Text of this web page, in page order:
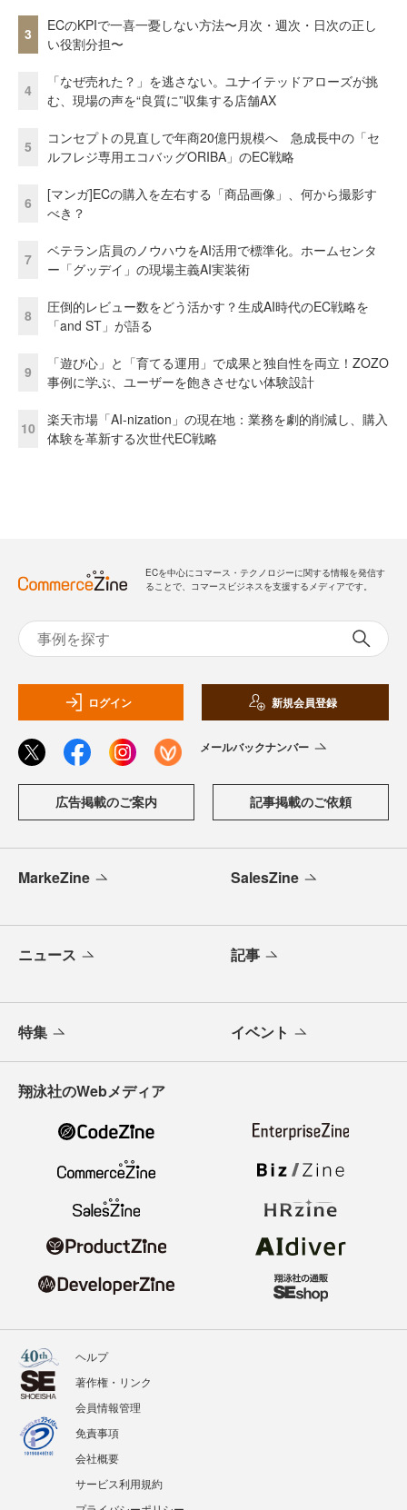
3
ECのKPIで一喜一憂しない方法〜月次・週次・日次の正し
い役割分担〜
4
「なぜ売れた？」を逃さない。ユナイテッドアローズが挑
む、現場の声を“良質に”収集する店舗AX
5
コンセプトの見直しで年商20億円規模へ 急成長中の「セ
ルフレジ専用エコバッグORIBA」のEC戦略
6
[マンガ]ECの購入を左右する「商品画像」、何から撮影す
べき？
7
ベテラン店員のノウハウをAI活用で標準化。ホームセンタ
ー「グッデイ」の現場主義AI実装術
8
圧倒的レビュー数をどう活かす？生成AI時代のEC戦略を
「and ST」が語る
9
「遊び心」と「育てる運用」で成果と独自性を両立！ZOZO
事例に学ぶ、ユーザーを飽きさせない体験設計
10
楽天市場「AI-nization」の現在地：業務を劇的削減し、購入
体験を革新する次世代EC戦略
ECを中心にコマース・テクノロジーに関する情報を発信す
ることで、コマースビジネスを支援するメディアです。
ログイン 新規会員登録
メールバックナンバー
広告掲載のご案内 記事掲載のご依頼
MarkeZine SalesZine
ニュース 記事
特集 イベント
翔泳社のWebメディア
ヘルプ
著作権・リンク
会員情報管理
免責事項
会社概要
サービス利用規約